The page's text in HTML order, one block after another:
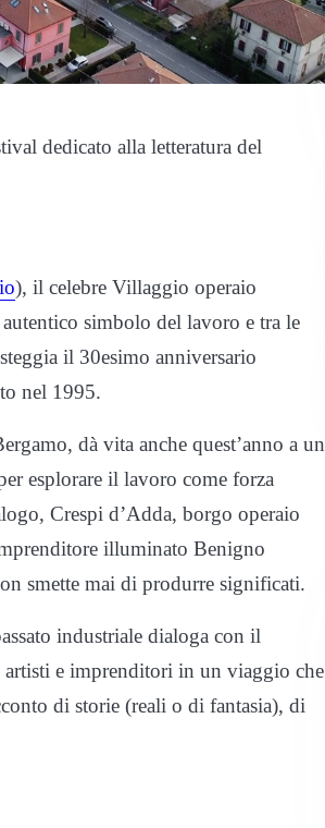
dedicato alla letteratura del
), il celebre Villaggio operaio
simbolo del lavoro e tra le
il 30esimo anniversario
nel 1995.
dà vita anche quest’anno a un
esplorare il lavoro come forza
Crespi d’Adda, borgo operaio
illuminato Benigno
smette mai di produrre significati.
industriale dialoga con il
e imprenditori in un viaggio che
di storie (reali o di fantasia), di